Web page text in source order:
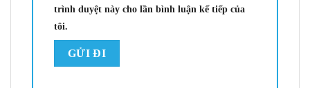
trình duyệt này cho lần bình luận kế tiếp của
tôi.